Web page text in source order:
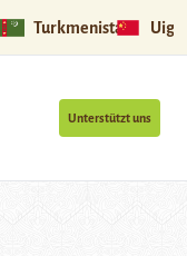
Turkmenistan
Unterstützt uns